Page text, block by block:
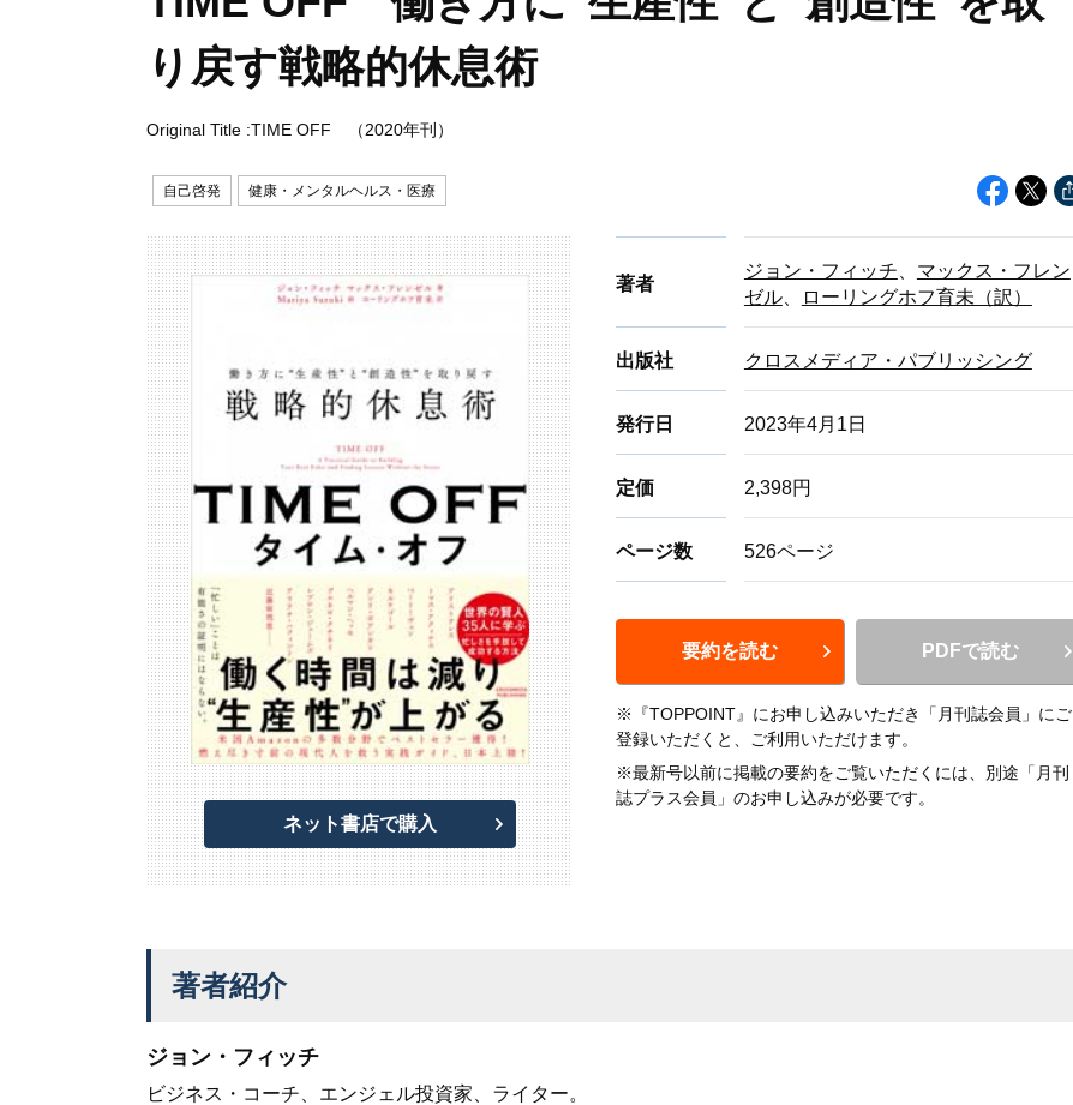
り戻す戦略的休息術
Original Title :TIME OFF （2020年刊）
自己啓発 健康・メンタルヘルス・医療
ネット書店で購入
著者
ジョン・フィッチ
マックス・フレン
ゼル、 ローリングホフ育未（訳）
出版社 クロスメディア・パブリッシング
発行日 2023年4月1日
定価 2,398円
ページ数 526ページ
要約を読む PDFで読む
※『TOPPOINT』にお申し込みいただき「月刊誌会員」にご
登録いただくと、ご利用いただけます。
※最新号以前に掲載の要約をご覧いただくには、別途「月刊
誌プラス会員」のお申し込みが必要です。
著者紹介
ジョン・フィッチ
ビジネス・コーチ、エンジェル投資家、ライター。